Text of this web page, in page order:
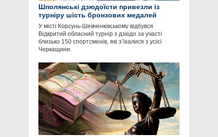
Шполянські дзюдоїсти привезли із
турніру шість бронзових медалей
У місті Корсунь-Шевченківському відбувся
Відкритий обласний турнір з дзюдо за участі
близько 150 спортсменів, які з’їхалися з усієї
Черкащини.